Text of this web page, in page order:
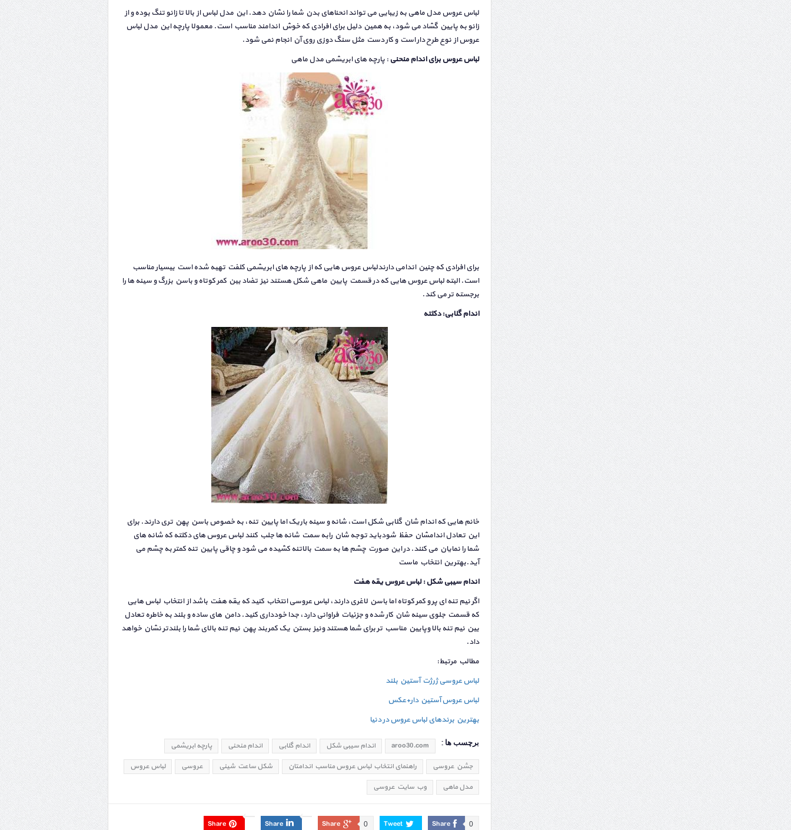
لباس عروس مدل ماهی به زیبایی می تواند انحناهای بدن شما را نشان دهد. این مدل لباس از بالا تا زانو تنگ بوده و از
زانو به پایین گشاد می شود، به همین دلیل برای افرادی که خوش اندامند مناسب است. معمولا پارچه این مدل لباس
عروس از نوع طرح دار است و کار دست مثل سنگ ‌دوزی روی آن انجام نمی ‌شود.
لباس عروس برای اندام منحنی : پارچه های ابریشمی مدل ماهی
برای افرادی که چنین اندامی دارندلباس عروس هایی که از پارچه های ابریشمی کلفت تهیه شده است بیسیار مناسب
است. البته لباس‌ عروس هایی که در قسمت پایین ماهی شکل هستند نیز تضاد بین کمر کوتاه و باسن بزرگ و سینه ها را
برجسته تر می کند.
اندام گلابی: دکلته
خانم هایی که اندام شان گلابی شکل است، شانه و سینه باریک اما پایین تنه، به خصوص باسن پهن تری دارند. برای
این تعادل اندامشان حفظ شودباید توجه شان رابه سمت شانه ها جلب کنند لباس عروس های دکلته که شانه های
شما را نمایان می کنند. در این صورت چشم ها به سمت بالاتنه کشیده می شود و چاقی پایین تنه کمتر به چشم می
آید.بهترین انتخاب ماست
اندام سیبی شکل : لباس عروس یقه هفت
اگر نیم تنه ای پر و کمر کوتاه اما باسن لاغری دارند، لباس عروسی انتخاب کنید که یقه هفت باشد از انتخاب لباس هایی
که قسمت جلوی سینه شان کار شده و جزئیات فراوانی دارد، جدا خودداری کنید. دامن های ساده و بلند به خاطره تعادل
بین نیم تنه بالا وپایین مناسب تر برای شما هستند ونیز بستن یک کمربند پهن نیم تنه بالای شما را بلندتر نشان خواهد
داد.
مطالب مرتبط:
لباس عروسی ژرژت آستین بلند
لباس عروس آستین دار+عکس
بهترین برندهای لباس عروس در دنیا
برچسب ها : aroo30.com اندام سیبی شکل اندام گلابی اندام منحنی
پارچه ابریشمی
جشن عروسی
راهنمای انتخاب لباس عروس مناسب اندامتان شکل ساعت شینی عروسی
لباس عروس
مدل ماهی
وب سایت عروسی
Share 0
Tweet
Share 0
Share
Share